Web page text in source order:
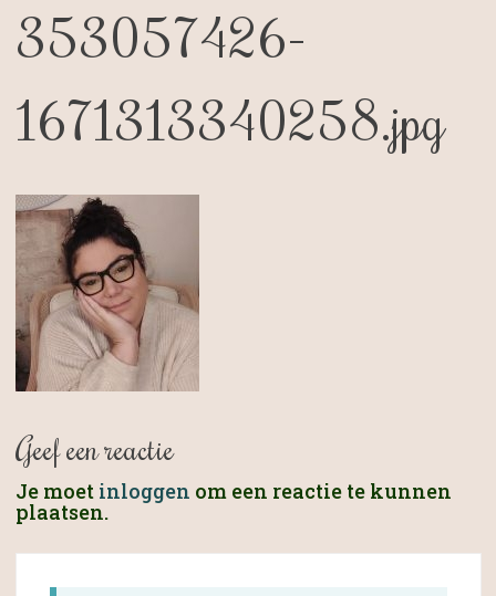
353057426-
1671313340258.jpg
Geef een reactie
Je moet inloggen om een reactie te kunnen
plaatsen.